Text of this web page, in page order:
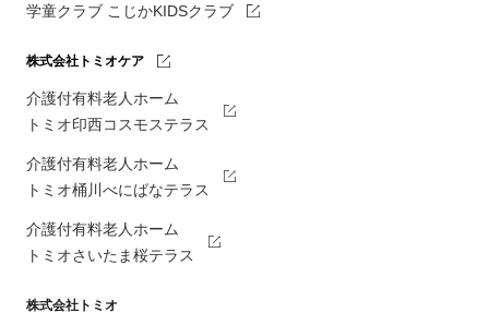
学童クラブ こじかKIDSクラブ
株式会社トミオケア
介護付有料老人ホーム
トミオ印西コスモステラス
介護付有料老人ホーム
トミオ桶川べにばなテラス
介護付有料老人ホーム
トミオさいたま桜テラス
株式会社トミオ